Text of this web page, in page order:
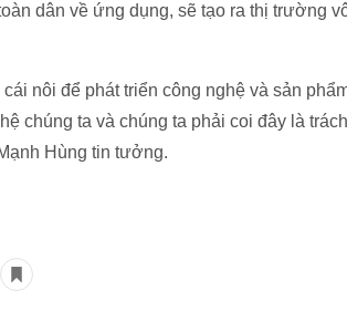
dân về ứng dụng, sẽ tạo ra thị trường
nôi để phát triển công nghệ và sản
chúng ta và chúng ta phải coi đây là
Hùng tin tưởng.